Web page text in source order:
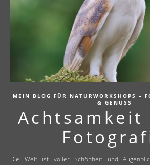
MEIN BLOG FÜR NATURWORKSHOPS –
& GENUSS
Die Welt ist voller Schönheit und Augenblicke, die es wert sind,